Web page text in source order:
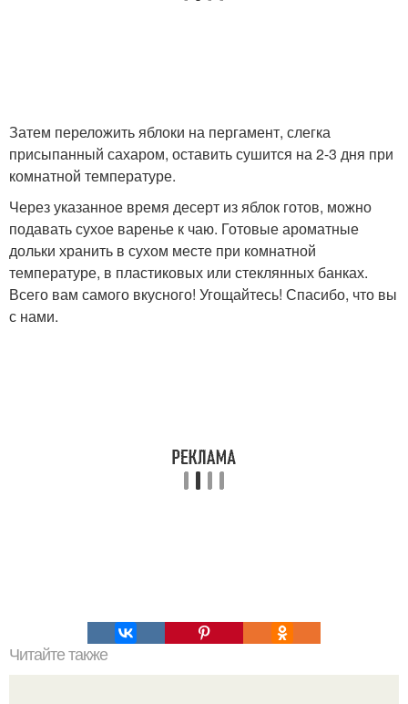
Затем переложить яблоки на пергамент, слегка
присыпанный сахаром, оставить сушится на 2-3 дня при
комнатной температуре.
Через указанное время десерт из яблок готов, можно
подавать сухое варенье к чаю. Готовые ароматные
дольки хранить в сухом месте при комнатной
температуре, в пластиковых или стеклянных банках.
Всего вам самого вкусного! Угощайтесь! Спасибо, что вы
с нами.
Читайте также